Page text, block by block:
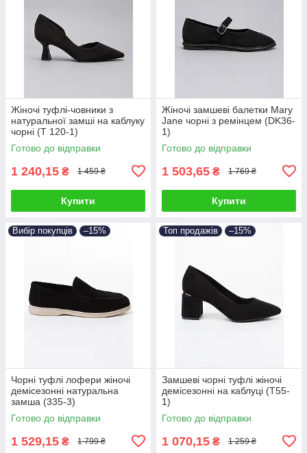
Жіночі туфлі-човники з
натуральної замші на каблуку
чорні (T 120-1)
Готово до відправки
1 240,15 ₴ 1 459 ₴
Купити
Жіночі замшеві балетки Mary
Jane чорні з ремінцем (DK36-
1)
Готово до відправки
1 503,65 ₴ 1 769 ₴
Купити
Вибір покупців –15%
Чорні туфлі лофери жіночі
демісезонні натуральна
замша (335-3)
Готово до відправки
1 529,15 ₴ 1 799 ₴
Топ продажів –15%
Замшеві чорні туфлі жіночі
демісезонні на каблуці (T55-
1)
Готово до відправки
1 070,15 ₴ 1 259 ₴